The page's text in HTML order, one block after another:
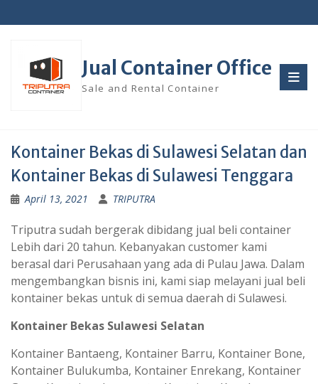
to
Jual Container Office
Sale and Rental Container
Kontainer Bekas di Sulawesi Selatan dan
Kontainer Bekas di Sulawesi Tenggara
April 13, 2021 TRIPUTRA
Triputra sudah bergerak dibidang jual beli container
Lebih dari 20 tahun. Kebanyakan customer kami
berasal dari Perusahaan yang ada di Pulau Jawa. Dalam
mengembangkan bisnis ini, kami siap melayani jual beli
kontainer bekas untuk di semua daerah di Sulawesi.
Kontainer Bekas Sulawesi Selatan
Kontainer Bantaeng, Kontainer Barru, Kontainer Bone,
Kontainer Bulukumba, Kontainer Enrekang, Kontainer